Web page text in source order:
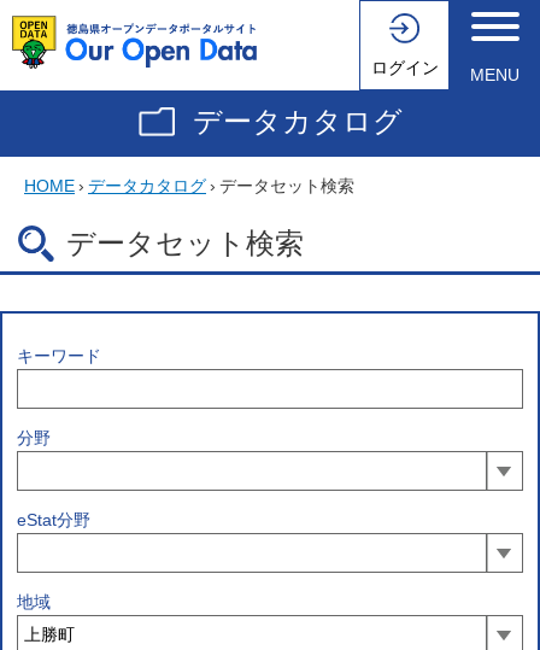
ログイン MENU
データカタログ
HOME› データカタログ› データセット検索
データセット検索
キーワード
分野
eStat分野
地域